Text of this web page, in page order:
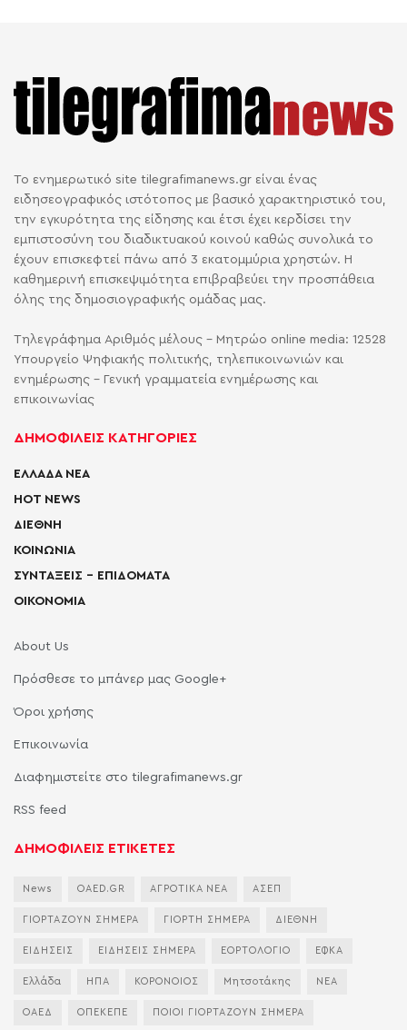
Το ενημερωτικό site tilegrafimanews.gr είναι ένας
ειδησεογραφικός ιστότοπος με βασικό χαρακτηριστικό του,
την εγκυρότητα της είδησης και έτσι έχει κερδίσει την
εμπιστοσύνη του διαδικτυακού κοινού καθώς συνολικά το
έχουν επισκεφτεί πάνω από 3 εκατομμύρια χρηστών. Η
καθημερινή επισκεψιμότητα επιβραβεύει την προσπάθεια
όλης της δημοσιογραφικής ομάδας μας.
Τηλεγράφημα Αριθμός μέλους - Μητρώο online media: 12528
Υπουργείο Ψηφιακής πολιτικής, τηλεπικοινωνιών και
ενημέρωσης - Γενική γραμματεία ενημέρωσης και
επικοινωνίας
ΔΗΜΟΦΙΛΕΙΣ ΚΑΤΗΓΟΡΙΕΣ
ΕΛΛΑΔΑ ΝΕΑ
HOT NEWS
ΔΙΕΘΝΗ
ΚΟΙΝΩΝΙΑ
ΣΥΝΤΑΞΕΙΣ – ΕΠΙΔΟΜΑΤΑ
ΟΙΚΟΝΟΜΙΑ
About Us
Πρόσθεσε το μπάνερ μας Google+
Όροι χρήσης
Επικοινωνία
Διαφημιστείτε στο tilegrafimanews.gr
RSS feed
ΔΗΜΟΦΙΛΕΙΣ ΕΤΙΚΕΤΕΣ
News OAED.GR ΑΓΡΟΤΙΚΑ ΝΕΑ ΑΣΕΠ
ΓΙΟΡΤΑΖΟΥΝ ΣΗΜΕΡΑ ΓΙΟΡΤΗ ΣΗΜΕΡΑ ΔΙΕΘΝΗ
ΕΙΔΗΣΕΙΣ ΕΙΔΗΣΕΙΣ ΣΗΜΕΡΑ ΕΟΡΤΟΛΟΓΙΟ ΕΦΚΑ
Ελλάδα ΗΠΑ ΚΟΡΟΝΟΙΟΣ Μητσοτάκης ΝΕΑ
ΟΑΕΔ ΟΠΕΚΕΠΕ ΠΟΙΟΙ ΓΙΟΡΤΑΖΟΥΝ ΣΗΜΕΡΑ